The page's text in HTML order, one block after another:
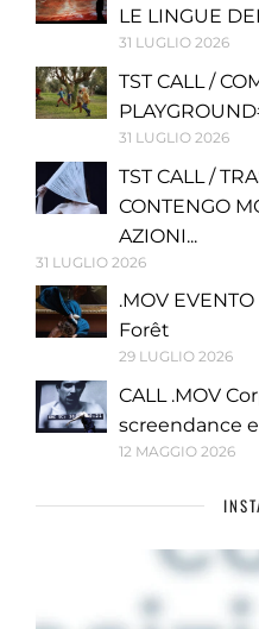
LE LINGUE
31 LUGLIO 2026
TST CALL /
31 LUGLIO 2026
TST CALL /
CONTENGO
AZIONI...
31 LUGLIO 2026
.MOV EVENTO
Forêt
29 LUGLIO 2026
CALL .MOV
screendance
12 MAGGIO 2026